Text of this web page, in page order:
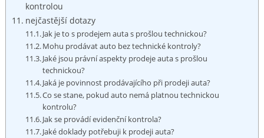
kontrolou
nejčastější dotazy
Jak je to s prodejem auta s prošlou technickou?
Mohu prodávat auto bez technické kontroly?
Jaké jsou právní aspekty prodeje auta s prošlou
technickou?
Jaká je povinnost prodávajícího při prodeji auta?
Co se stane, pokud auto nemá platnou technickou
kontrolu?
Jak se provádí evidenční kontrola?
Jaké doklady potřebuji k prodeji auta?